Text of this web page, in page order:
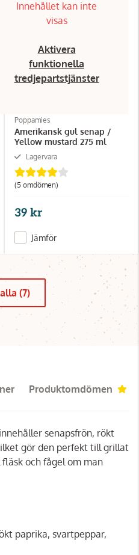
Innehållet kan inte
visas
Aktivera
funktionella
tredjepartstjänster
Poppamies
Amerikansk gul senap /
Yellow mustard 275 ml
Lagervara
(5 omdömen)
39 kr
Jämför
(7)
Produktomdömen
senapsfrön, rökt
gör den perfekt till grillat
och fågel om man
paprika, svartpeppar,